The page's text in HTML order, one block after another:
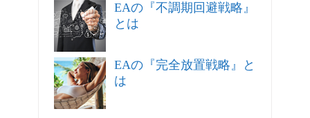
EAの『不調期回避戦略』
とは
EAの『完全放置戦略』と
は